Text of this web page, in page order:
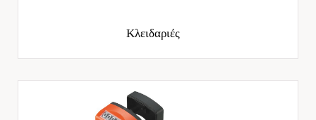
Κλειδαριές